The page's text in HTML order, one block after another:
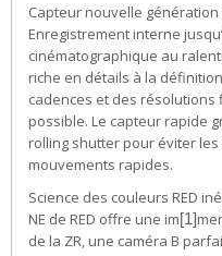
Capteur nouvelle génération
Enregistrement interne
cinématographique au
riche en détails à la
cadences et des
possible. Le capteur rapide
rolling shutter pour éviter
mouvements rapides.
Science des couleurs RED
NE de RED offre une im[1]
de la ZR, une caméra B